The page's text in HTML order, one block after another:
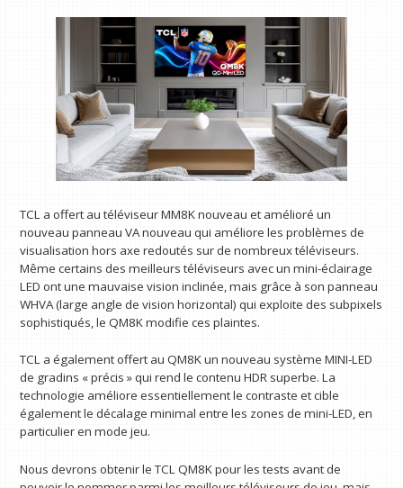
TCL a offert au téléviseur MM8K nouveau et amélioré un
nouveau panneau VA nouveau qui améliore les problèmes de
visualisation hors axe redoutés sur de nombreux téléviseurs.
Même certains des meilleurs téléviseurs avec un mini-éclairage
LED ont une mauvaise vision inclinée, mais grâce à son panneau
WHVA (large angle de vision horizontal) qui exploite des subpixels
sophistiqués, le QM8K modifie ces plaintes.
TCL a également offert au QM8K un nouveau système MINI-LED
de gradins « précis » qui rend le contenu HDR superbe. La
technologie améliore essentiellement le contraste et cible
également le décalage minimal entre les zones de mini-LED, en
particulier en mode jeu.
Nous devrons obtenir le TCL QM8K pour les tests avant de